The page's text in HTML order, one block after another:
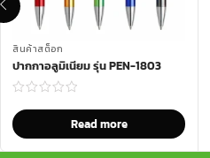
สินค้าสต็อก
ปากกาอลูมิเนียม รุ่น PEN-1803
Read more